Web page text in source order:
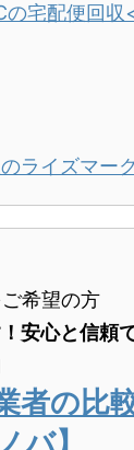
の宅配便回
ライズマーク
希望の方
安心と信頼
者の比